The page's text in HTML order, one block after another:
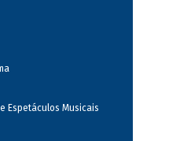
Espetáculos Musicais